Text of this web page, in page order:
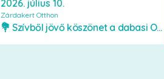
2026. július 10.
Zárdakert Otthon
💐 Szívből jövő köszönet a dabasi Orimamiknak! 💐